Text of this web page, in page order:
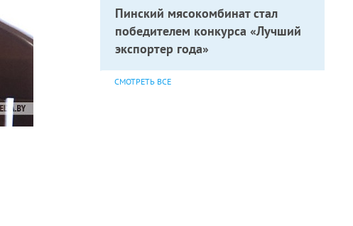
Пинский мясокомбинат стал
победителем конкурса «Лучший
экспортер года»
СМОТРЕТЬ ВСЕ